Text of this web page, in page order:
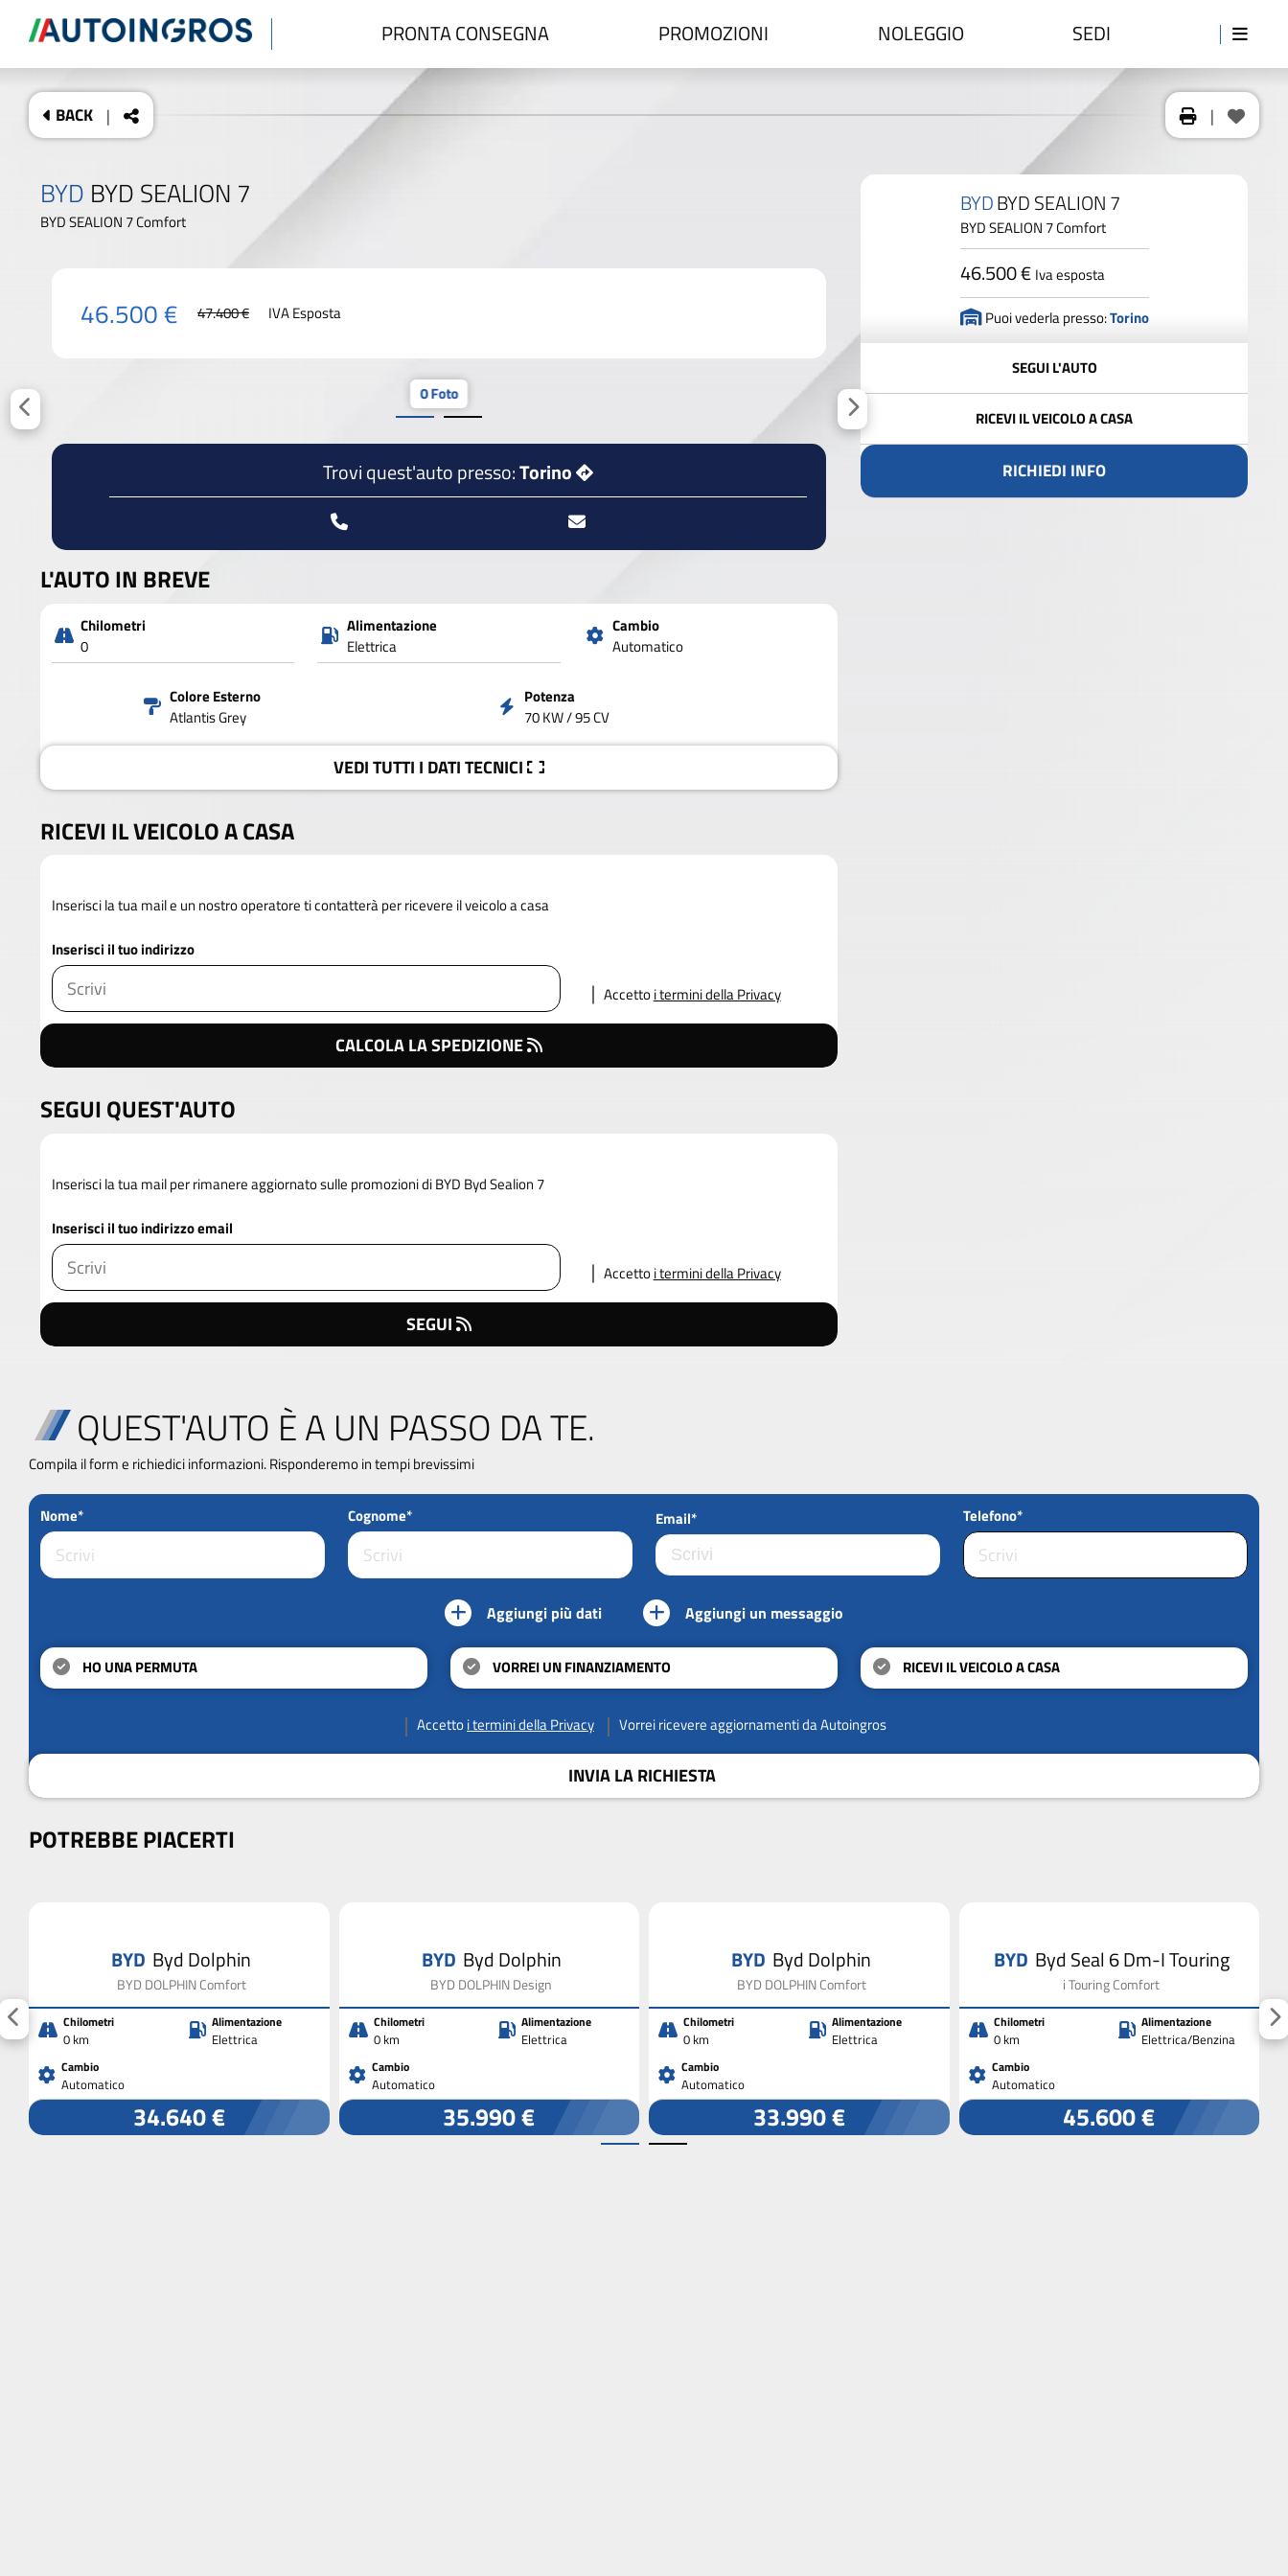
PRONTA CONSEGNA PROMOZIONI NOLEGGIO SEDI
BACK | |
BYD BYD SEALION 7
BYD SEALION 7 Comfort
46.500 € 47.400 € IVA Esposta
0 Foto
Trovi quest'auto presso:Torino
L'AUTO IN BREVE
Chilometri
0
Alimentazione
Elettrica
Cambio
Automatico
Colore Esterno
Atlantis Grey
Potenza
70 KW / 95 CV
VEDITUTTI I DATITECNICI
RICEVI IL VEICOLO A CASA
Inserisci la tua mail e un nostro operatore ti contatterà per ricevere il veicolo a casa
Inserisci il tuo indirizzo
Accettoi termini della Privacy
CALCOLA LA SPEDIZIONE
SEGUI QUEST'AUTO
Inserisci la tua mail per rimanere aggiornato sulle promozioni di BYD Byd Sealion 7
Inserisci il tuo indirizzo email
Accettoi termini della Privacy
SEGUI
BYDBYD SEALION 7
BYD SEALION 7 Comfort
46.500 € Iva esposta
Puoi vederla presso:Torino
SEGUI L'AUTO
RICEVI IL VEICOLO A CASA
RICHIEDI INFO
QUEST'AUTO È A UN PASSO DA TE.
Compila il form e richiedici informazioni. Risponderemo in tempi brevissimi
Nome* Cognome* Email* Telefono*
Aggiungi più dati Aggiungi un messaggio
HO UNA PERMUTA VORREI UN FINANZIAMENTO RICEVI IL VEICOLO A CASA
Accettoi termini della Privacy Vorrei ricevere aggiornamenti da Autoingros
INVIA LA RICHIESTA
POTREBBE PIACERTI
BYD Byd Dolphin
BYD DOLPHIN Comfort
Chilometri
0 km
Alimentazione
Elettrica
Cambio
Automatico
34.640 €
BYD Byd Dolphin
BYD DOLPHIN Design
Chilometri
0 km
Alimentazione
Elettrica
Cambio
Automatico
35.990 €
BYD Byd Dolphin
BYD DOLPHIN Comfort
Chilometri
0 km
Alimentazione
Elettrica
Cambio
Automatico
33.990 €
BYD Byd Seal 6 Dm-I Touring
i Touring Comfort
Chilometri
0 km
Alimentazione
Elettrica/Benzina
Cambio
Automatico
45.600 €